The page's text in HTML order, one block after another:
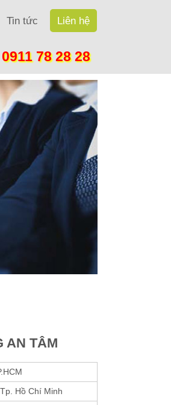
Tin tức Liên hệ
78 28 28
AN TÂM
Hồ Chí Minh